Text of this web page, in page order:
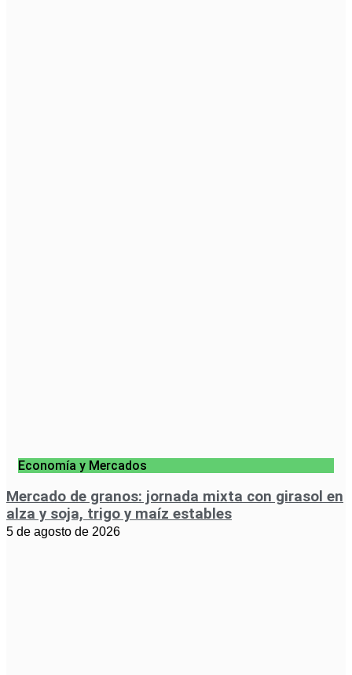
Economía y Mercados
Mercado de granos: jornada mixta con girasol en
alza y soja, trigo y maíz estables
5 de agosto de 2026